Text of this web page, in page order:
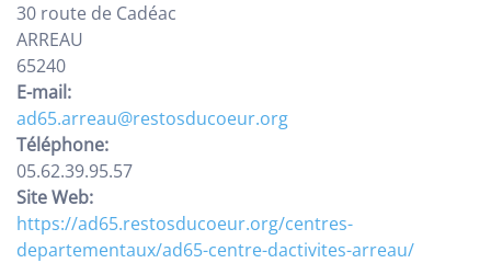
30 route de Cadéac
ARREAU
65240
E-mail:
ad65.arreau@restosducoeur.org
Téléphone:
05.62.39.95.57
Site Web:
https://ad65.restosducoeur.org/centres-
departementaux/ad65-centre-dactivites-arreau/